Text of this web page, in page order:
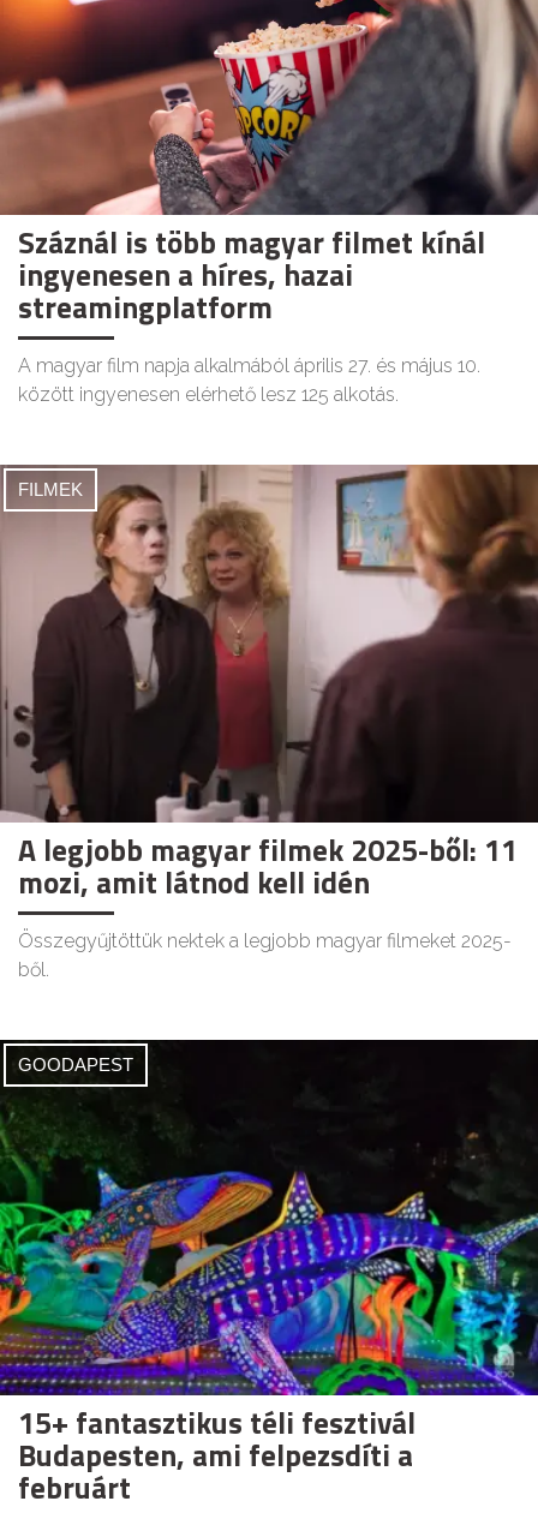
Száznál is több magyar filmet kínál
ingyenesen a híres, hazai
streamingplatform
A magyar film napja alkalmából április 27. és május 10.
között ingyenesen elérhető lesz 125 alkotás.
FILMEK
A legjobb magyar filmek 2025-ből: 11
mozi, amit látnod kell idén
Összegyűjtöttük nektek a legjobb magyar filmeket 2025-
ből.
GOODAPEST
15+ fantasztikus téli fesztivál
Budapesten, ami felpezsdíti a
februárt